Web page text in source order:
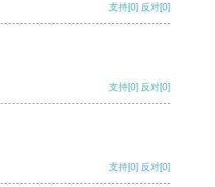
支持[0] 反对[0]
支持[0] 反对[0]
支持[0] 反对[0]